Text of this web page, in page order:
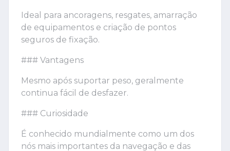
Ideal para ancoragens, resgates, amarração
de equipamentos e criação de pontos
seguros de fixação.
### Vantagens
Mesmo após suportar peso, geralmente
continua fácil de desfazer.
### Curiosidade
É conhecido mundialmente como um dos
nós mais importantes da navegação e das